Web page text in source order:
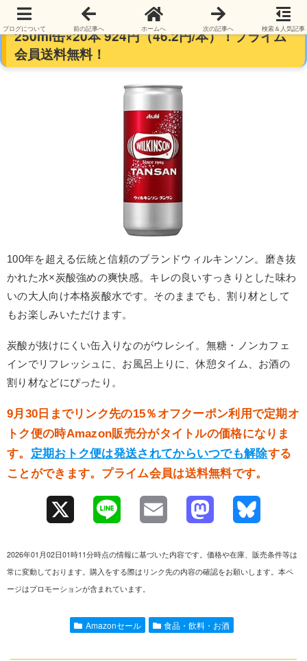
アサヒ飲料 炭酸水 ウィルキンソン タンサン
250ml缶×20本 924円（46.2円/本）！プライム
会員送料無料！
100年を超える伝統と信頼のブランドウィルキンソン。磨き抜
かれた水×炭酸強めの爽快感。キレの良いすっきりとした味わ
いの大人向け本格炭酸水です。そのままでも、割り材として
もお楽しみいただけます。
炭酸が抜けにくい缶入りなのがウレシイ。無糖・ノンカフェ
インでリフレッシュに、お風呂上りに、休憩タイム、お酒の
割り材などにぴったり。
9月30日までリンク先の15％オフクーポン利用で定期オ
トク便の時Amazon販売分がタイトルの価格になりま
す。 定期おトク便は発送されてからいつでも解除する
ことができます。プライム会員は送料無料です。
e
l o
2026年01月02日01時11分時点の情報に基づいた内容です。価格や在庫、販売条件等は
常に変動しております。購入をする際はリンク先の内容の確認をお願いします。本ペ
ージはプロモーションが含まれています。
Amazonセール 食品・飲料・お酒
ブログについて 前の記事へ ホームへ 次の記事へ 検索＆人気記事